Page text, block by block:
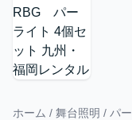
ホーム / 舞台照明 / パ